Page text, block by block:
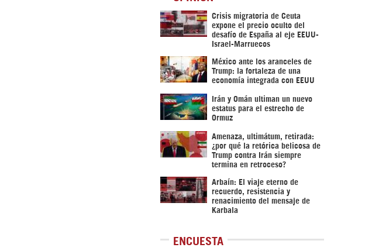
Crisis migratoria de Ceuta
expone el precio oculto del
desafío de España al eje EEUU-
Israel-Marruecos
México ante los aranceles de
Trump: la fortaleza de una
economía integrada con EEUU
Irán y Omán ultiman un nuevo
estatus para el estrecho de
Ormuz
Amenaza, ultimátum, retirada:
¿por qué la retórica belicosa de
Trump contra Irán siempre
termina en retroceso?
Arbaín: El viaje eterno de
recuerdo, resistencia y
renacimiento del mensaje de
Karbala
ENCUESTA